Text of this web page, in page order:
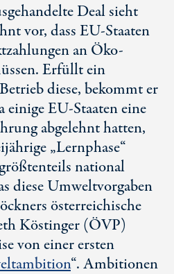
Deal sieht
vor, dass EU-Staaten
an Öko-
Erfüllt ein
diese, bekommt er
einige EU-Staaten eine
abgelehnt hatten,
„Lernphase“
national
diese Umweltvorgaben
österreichische
Köstinger (ÖVP)
von einer ersten
“. Ambitionen